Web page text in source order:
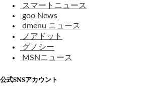
スマートニュース
goo News
dmenu ニュース
ノアドット
グノシー
MSNニュース
公式SNSアカウント